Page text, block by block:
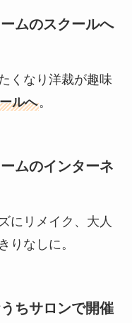
ムのスクールへ
くなり洋裁が趣味
ルへ。
ムのインターネ
にリメイク、大人
りなしに。
ちサロンで開催